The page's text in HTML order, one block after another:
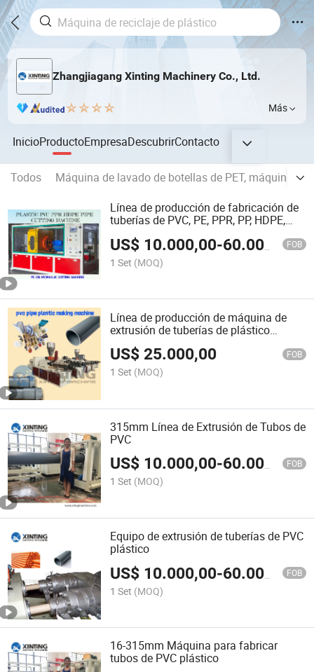
Zhangjiagang Xinting Machinery Co., Ltd.
Más
InicioProductoEmpresaDescubrirContacto
Todos
Máquina de lavado de botellas de PET, máquina de
Línea de producción de fabricación de
tuberías de PVC, PE, PPR, PP, HDPE,
eléctrico con extrusora de un solo
tornillo de plástico
US$ 10.000,00-60.000,00 FOB
1 Set (MOQ)
Línea de producción de máquina de
extrusión de tuberías de plástico
PVC/PE/PPR
US$25.000,00 FOB
1 Set (MOQ)
315mm Línea de Extrusión de Tubos de
PVC
US$ 10.000,00-60.000,00 FOB
1 Set (MOQ)
Equipo de extrusión de tuberías de PVC
plástico
US$ 10.000,00-60.000,00 FOB
1 Set (MOQ)
16-315mm Máquina para fabricar
tubos de PVC plástico